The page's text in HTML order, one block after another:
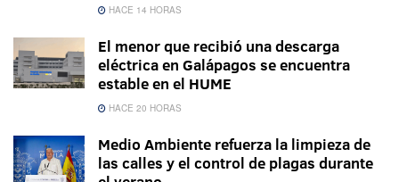
HACE 14 HORAS
El menor que recibió una descarga
eléctrica en Galápagos se encuentra
estable en el HUME
HACE 20 HORAS
Medio Ambiente refuerza la limpieza de
las calles y el control de plagas durante